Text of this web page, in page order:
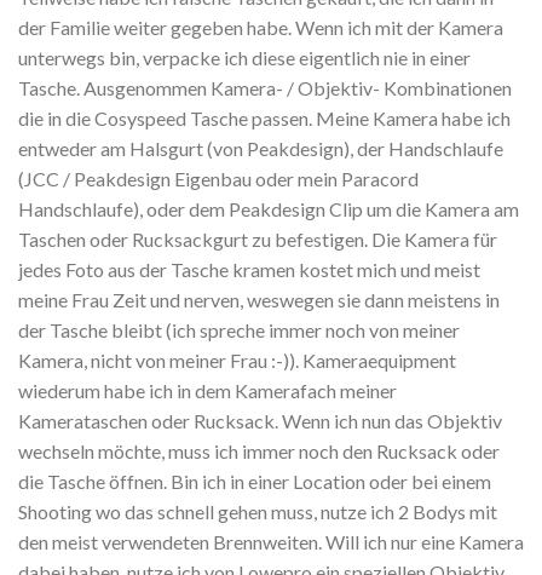
der Familie weiter gegeben habe. Wenn ich mit der Kamera
unterwegs bin, verpacke ich diese eigentlich nie in einer
Tasche. Ausgenommen Kamera- / Objektiv- Kombinationen
die in die Cosyspeed Tasche passen. Meine Kamera habe ich
entweder am Halsgurt (von Peakdesign), der Handschlaufe
(JCC / Peakdesign Eigenbau oder mein Paracord
Handschlaufe), oder dem Peakdesign Clip um die Kamera am
Taschen oder Rucksackgurt zu befestigen. Die Kamera für
jedes Foto aus der Tasche kramen kostet mich und meist
meine Frau Zeit und nerven, weswegen sie dann meistens in
der Tasche bleibt (ich spreche immer noch von meiner
Kamera, nicht von meiner Frau :-)). Kameraequipment
wiederum habe ich in dem Kamerafach meiner
Kamerataschen oder Rucksack. Wenn ich nun das Objektiv
wechseln möchte, muss ich immer noch den Rucksack oder
die Tasche öffnen. Bin ich in einer Location oder bei einem
Shooting wo das schnell gehen muss, nutze ich 2 Bodys mit
den meist verwendeten Brennweiten. Will ich nur eine Kamera